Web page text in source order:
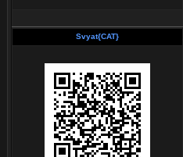
Svyat{CAT}